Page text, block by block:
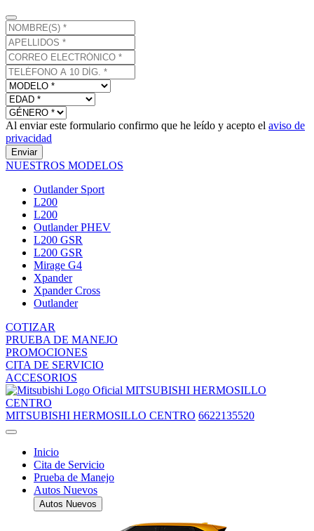
Al enviar este formulario confirmo que he leído y acepto el aviso de
privacidad
Enviar
NUESTROS MODELOS
Outlander Sport
L200
L200
Outlander PHEV
L200 GSR
L200 GSR
Mirage G4
Xpander
Xpander Cross
Outlander
COTIZAR
PRUEBA DE MANEJO
PROMOCIONES
CITA DE SERVICIO
ACCESORIOS
MITSUBISHI HERMOSILLO
CENTRO
MITSUBISHI HERMOSILLO CENTRO 6622135520
Inicio
Cita de Servicio
Prueba de Manejo
Autos Nuevos
Autos Nuevos